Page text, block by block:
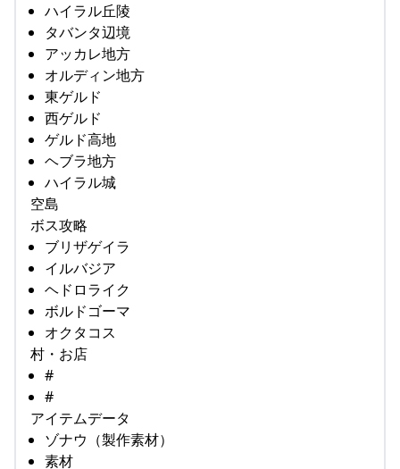
ハイラル丘陵
タバンタ辺境
アッカレ地方
オルディン地方
東ゲルド
西ゲルド
ゲルド高地
ヘブラ地方
ハイラル城
空島
ボス攻略
ブリザゲイラ
イルバジア
ヘドロライク
ボルドゴーマ
オクタコス
村・お店
#
#
アイテムデータ
ゾナウ（製作素材）
素材